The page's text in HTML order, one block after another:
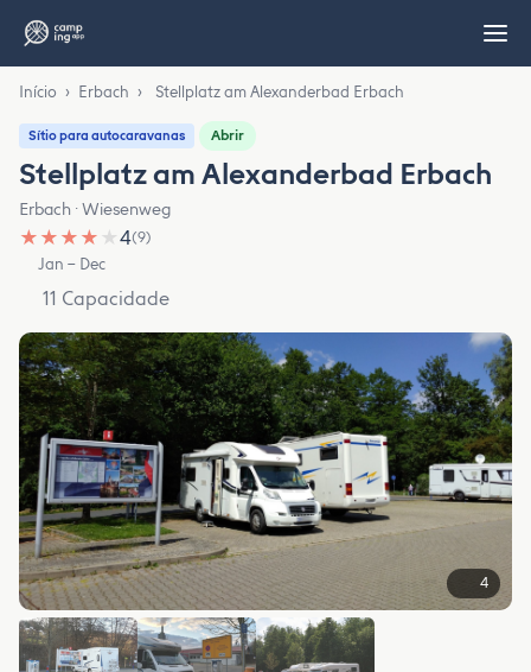
Início › Erbach › Stellplatz am Alexanderbad Erbach
Sítio para autocaravanas Abrir
Stellplatz am Alexanderbad Erbach
Erbach · Wiesenweg
★ ★ ★ ★ ★4(9)
Jan – Dec
11 Capacidade
4